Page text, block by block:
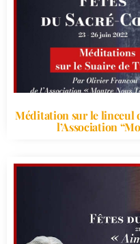
Méditation sur le linceul
l’Association